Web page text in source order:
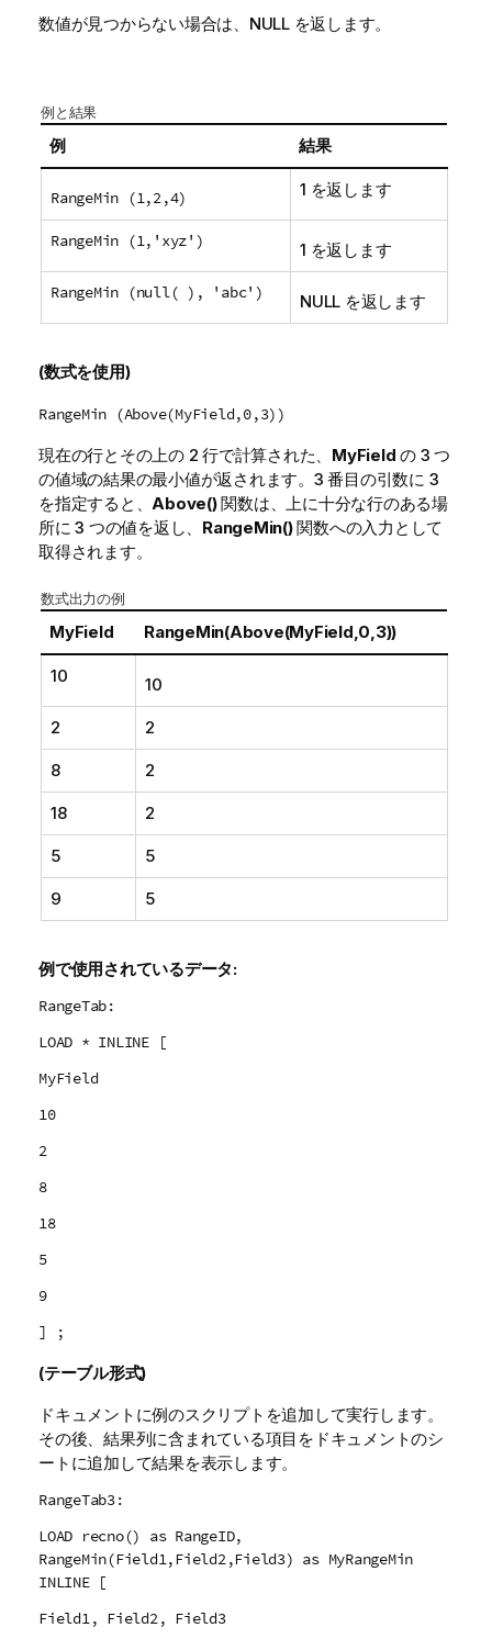
数値が見つからない場合は、 NULLを返します。
例と結果
例 結果
RangeMin (1,2,4) 1 を返します
RangeMin (1,'xyz') 1 を返します
RangeMin (null( ), 'abc') NULL を返します
(数式を使用)
RangeMin (Above(MyField,0,3))
現在の行とその上の 2 行で計算された、 MyField の 3 つ
の値域の結果の最小値が返されます。3 番目の引数に 3
を指定すると、Above()関数は、上に十分な行のある場
所に 3 つの値を返し、 RangeMin()関数への入力として
取得されます。
数式出力の例
MyField RangeMin(Above(MyField,0,3))
10 10
2 2
8 2
18 2
5 5
9 5
例で使用されているデータ:
RangeTab:
LOAD * INLINE [
MyField
10
2
8
18
5
9
] ;
(テーブル形式)
ドキュメントに例のスクリプトを追加して実行します。
その後、結果列に含まれている項目をドキュメントのシ
ートに追加して結果を表示します。
RangeTab3:
LOAD recno() as RangeID,
RangeMin(Field1,Field2,Field3) as MyRangeMin
INLINE [
Field1, Field2, Field3